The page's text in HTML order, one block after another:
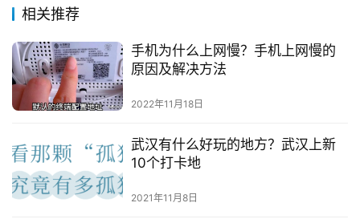
相关推荐
手机为什么上网慢？手机上网慢的
原因及解决方法
2022年11月18日
武汉有什么好玩的地方？武汉上新
10个打卡地
2021年11月8日